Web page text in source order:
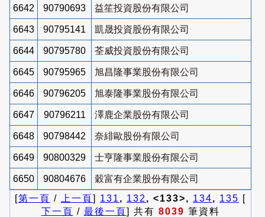
6642 90790693 益笙投資股份有限公司
6643 90795141 凱晟投資股份有限公司
6644 90795780 荃威投資股份有限公司
6645 90795965 旭昌隆事業股份有限公司
6646 90796205 旭泰隆事業股份有限公司
6647 90796211 澤鹿企業股份有限公司
6648 90798442 奈緋歐股份有限公司
6649 90800329 士亨隆事業股份有限公司
6650 90804676
穀富有企業股份有限公司
[第一頁 / 上一頁] 131 , 132 , <133>, 134, 135 [
下一頁 / 最後一頁] 共有 8039 筆資料